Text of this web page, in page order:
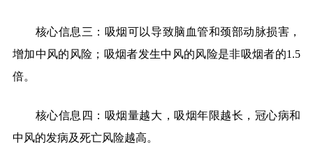
核心信息三：吸烟可以导致脑血管和颈部动脉损害，
增加中风的风险；吸烟者发生中风的风险是非吸烟者的1.5
倍。
核心信息四：吸烟量越大，吸烟年限越长，冠心病和
中风的发病及死亡风险越高。